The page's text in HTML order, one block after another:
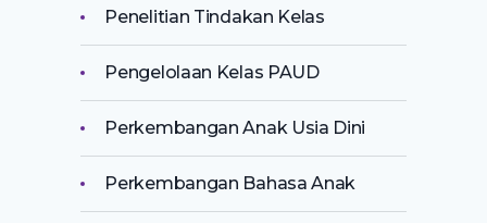
Penelitian Tindakan Kelas
Pengelolaan Kelas PAUD
Perkembangan Anak Usia Dini
Perkembangan Bahasa Anak